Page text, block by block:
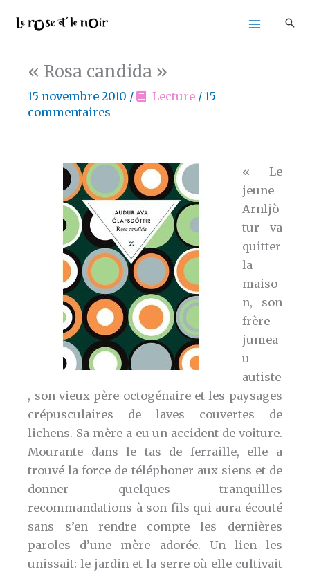
contenu
« Rosa candida »
15 novembre 2010 / Lecture/ 15
commentaires
« Le
jeune
Arnljò
tur va
quitter
la
maiso
n, son
frère
jumea
u
autiste
, son vieux père octogénaire et les paysages
crépusculaires de laves couvertes de
lichens. Sa mère a eu un accident de voiture.
Mourante dans le tas de ferraille, elle a
trouvé la force de téléphoner aux siens et de
donner quelques tranquilles
recommandations à son fils qui aura écouté
sans s’en rendre compte les dernières
paroles d’une mère adorée. Un lien les
unissait: le jardin et la serre où elle cultivait